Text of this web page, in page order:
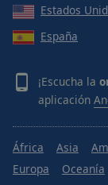
Estados
España
¡Escucha la
aplicación
África Asia
Europa
Oceanía